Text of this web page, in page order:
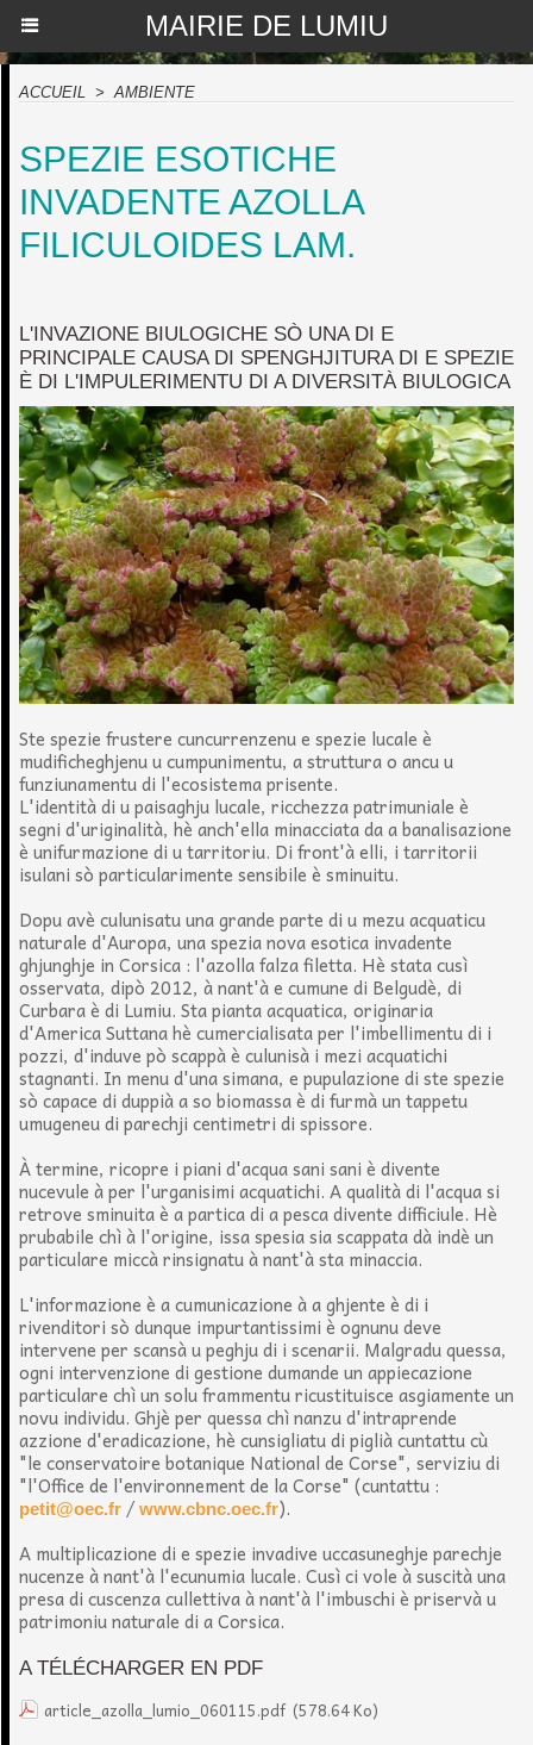
MAIRIE DE LUMIU
ACCUEIL > AMBIENTE
SPEZIE ESOTICHE
INVADENTE AZOLLA
FILICULOIDES LAM.
L'INVAZIONE BIULOGICHE SÒ UNA DI E
PRINCIPALE CAUSA DI SPENGHJITURA DI E SPEZIE
È DI L'IMPULERIMENTU DI A DIVERSITÀ BIULOGICA
Ste spezie frustere cuncurrenzenu e spezie lucale è
mudificheghjenu u cumpunimentu, a struttura o ancu u
funziunamentu di l'ecosistema prisente.
L'identità di u paisaghju lucale, ricchezza patrimuniale è
segni d'uriginalità, hè anch'ella minacciata da a banalisazione
è unifurmazione di u tarritoriu. Di front'à elli, i tarritorii
isulani sò particularimente sensibile è sminuitu.
Dopu avè culunisatu una grande parte di u mezu acquaticu
naturale d'Auropa, una spezia nova esotica invadente
ghjunghje in Corsica : l'azolla falza filetta. Hè stata cusì
osservata, dipò 2012, à nant'à e cumune di Belgudè, di
Curbara è di Lumiu. Sta pianta acquatica, originaria
d'America Suttana hè cumercialisata per l'imbellimentu di i
pozzi, d'induve pò scappà è culunisà i mezi acquatichi
stagnanti. In menu d'una simana, e pupulazione di ste spezie
sò capace di duppià a so biomassa è di furmà un tappetu
umugeneu di parechji centimetri di spissore.
À termine, ricopre i piani d'acqua sani sani è divente
nucevule à per l'urganisimi acquatichi. A qualità di l'acqua si
retrove sminuita è a partica di a pesca divente difficiule. Hè
prubabile chì à l'origine, issa spesia sia scappata dà indè un
particulare miccà rinsignatu à nant'à sta minaccia.
L'informazione è a cumunicazione à a ghjente è di i
rivenditori sò dunque impurtantissimi è ognunu deve
intervene per scansà u peghju di i scenarii. Malgradu quessa,
ogni intervenzione di gestione dumande un appiecazione
particulare chì un solu frammentu ricustituisce asgiamente un
novu individu. Ghjè per quessa chì nanzu d'intraprende
azzione d'eradicazione, hè cunsigliatu di piglià cuntattu cù
"le conservatoire botanique National de Corse", serviziu di
"l'Office de l'environnement de la Corse" (cuntattu :
petit@oec.fr / www.cbnc.oec.fr).
A multiplicazione di e spezie invadive uccasuneghje parechje
nucenze à nant'à l'ecunumia lucale. Cusì ci vole à suscità una
presa di cuscenza cullettiva à nant'à l'imbuschi è priservà u
patrimoniu naturale di a Corsica.
A TÉLÉCHARGER EN PDF
article_azolla_lumio_060115.pdf (578.64 Ko)